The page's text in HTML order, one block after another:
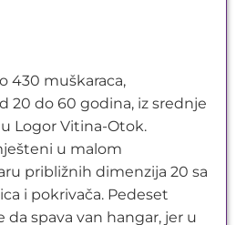
430 muškaraca,
20 do 60 godina, iz srednje
Logor Vitina-Otok.
u malom
približnih dimenzija 20 sa
i pokrivača. Pedeset
da spava van hangar, jer u